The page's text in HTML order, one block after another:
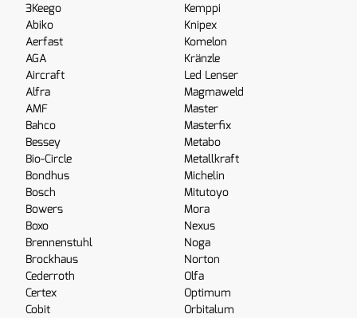
3Keego
Abiko
Aerfast
AGA
Aircraft
Alfra
AMF
Bahco
Bessey
Bio-Circle
Bondhus
Bosch
Bowers
Boxo
Brennenstuhl
Brockhaus
Cederroth
Certex
Cobit
Kemppi
Knipex
Komelon
Kränzle
Led Lenser
Magmaweld
Master
Masterfix
Metabo
Metallkraft
Michelin
Mitutoyo
Mora
Nexus
Noga
Norton
Olfa
Optimum
Orbitalum